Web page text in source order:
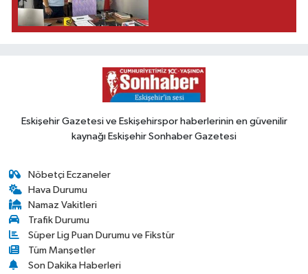
Eskişehir Gazetesi ve Eskişehirspor haberlerinin en güvenilir
kaynağı Eskişehir Sonhaber Gazetesi
Nöbetçi Eczaneler
Hava Durumu
Namaz Vakitleri
Trafik Durumu
Süper Lig Puan Durumu ve Fikstür
Tüm Manşetler
Son Dakika Haberleri